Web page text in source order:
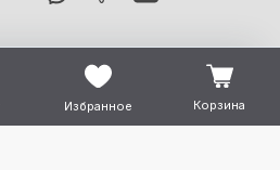
Избранное Корзина